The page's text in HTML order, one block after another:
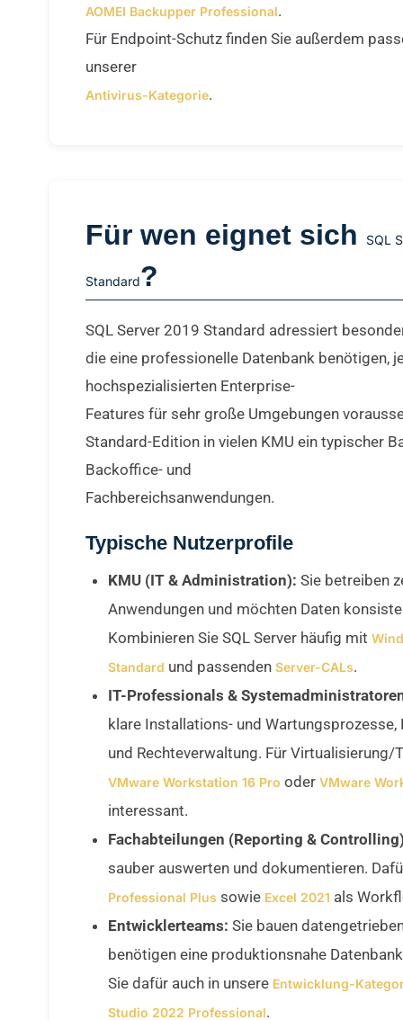
AOMEI Backupper Professional.
Für Endpoint-Schutz finden Sie außerdem
unserer
Antivirus-Kategorie.
Für wen eignet sich SQL
Standard?
SQL Server 2019 Standard adressiert
die eine professionelle Datenbank benötigen,
hochspezialisierten Enterprise-
Features für sehr große Umgebungen
Standard-Edition in vielen KMU ein typischer
Backoffice- und
Fachbereichsanwendungen.
Typische Nutzerprofile
KMU (IT & Administration): Sie betreiben
Anwendungen und möchten Daten
Kombinieren Sie SQL Server häufig mit
Standard und passenden Server-CALs.
IT-Professionals &
klare Installations- und
und Rechteverwaltung. Für Virtualisierung/
VMware Workstation 16 Pro oder VMware
interessant.
Fachabteilungen (Reporting &
sauber auswerten und dokumentieren.
Professional Plus sowie Excel 2021 als
Entwicklerteams: Sie bauen
benötigen eine produktionsnahe
Sie dafür auch in unsere Entwicklung-
Studio 2022 Professional.